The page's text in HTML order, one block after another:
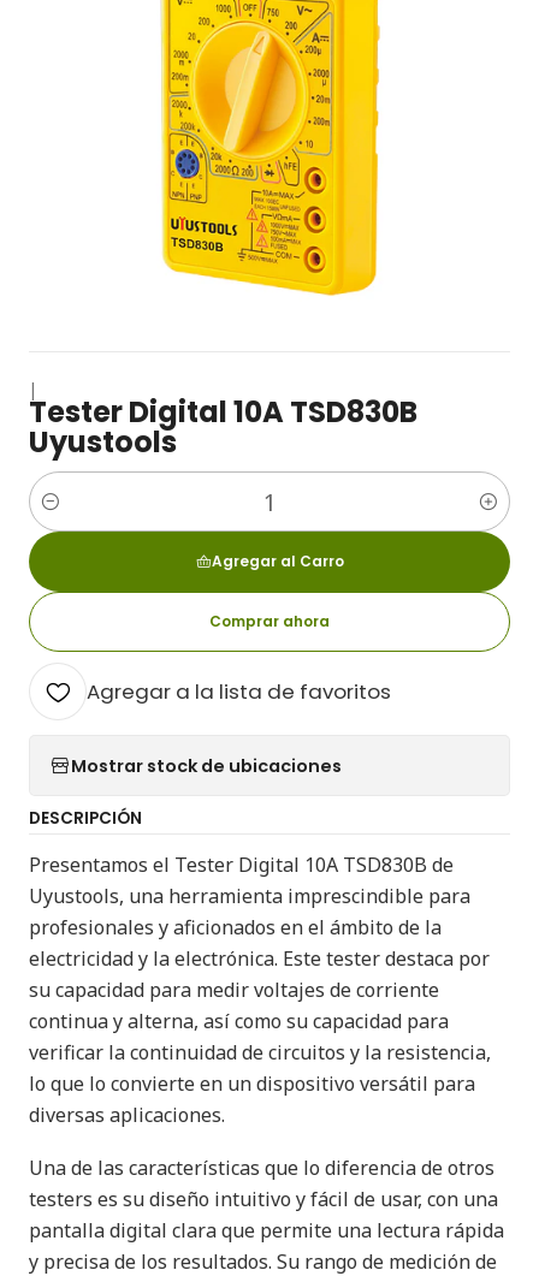
|
Tester Digital 10A TSD830B
Uyustools
Cantidad
Agregar al Carro
Comprar ahora
Agregar a la lista de favoritos
Mostrar stock de ubicaciones
DESCRIPCIÓN
Presentamos el Tester Digital 10A TSD830B de
Uyustools, una herramienta imprescindible para
profesionales y aficionados en el ámbito de la
electricidad y la electrónica. Este tester destaca por
su capacidad para medir voltajes de corriente
continua y alterna, así como su capacidad para
verificar la continuidad de circuitos y la resistencia,
lo que lo convierte en un dispositivo versátil para
diversas aplicaciones.
Una de las características que lo diferencia de otros
testers es su diseño intuitivo y fácil de usar, con una
pantalla digital clara que permite una lectura rápida
y precisa de los resultados. Su rango de medición de